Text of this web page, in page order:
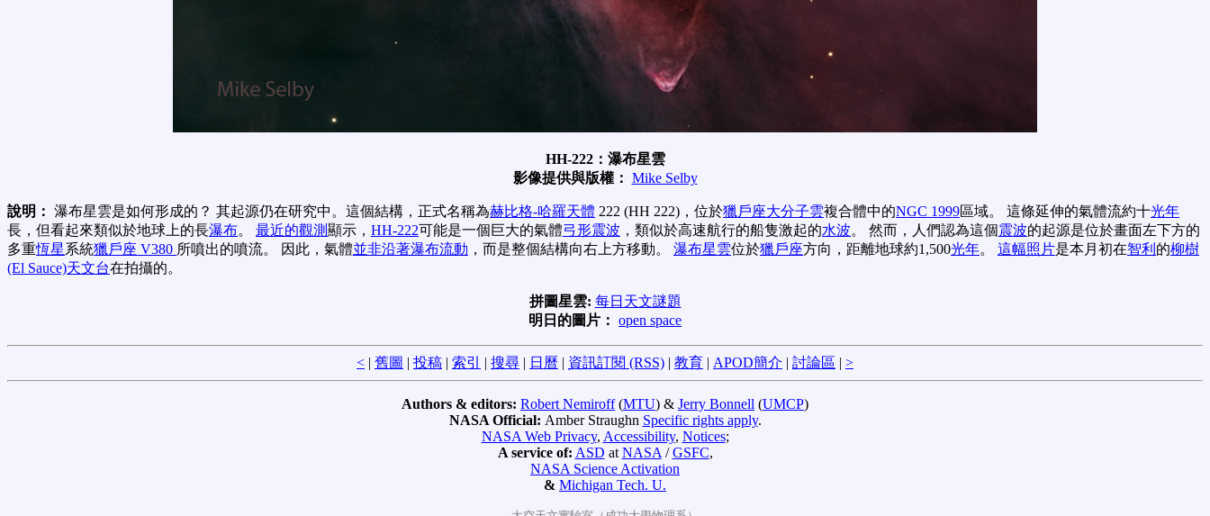
HH-222：瀑布星雲
影像提供與版權： Mike Selby
說明： 瀑布星雲是如何形成的？ 其起源仍在研究中。這個結構，正式名稱為赫比格-哈羅天體 222 (HH 222)，位於獵戶座大分子雲複合體中的NGC 1999區域。 這條延伸的氣體流約十光年
長，但看起來類似於地球上的長瀑布。 最近的觀測顯示， HH-222可能是一個巨大的氣體弓形震波 ，類似於高速航行的船隻激起的水波。 然而，人們認為這個震波的起源是位於畫面左下方的
多重恆星系統獵戶座 V380 所噴出的噴流。 因此，氣體並非沿著瀑布流動 ，而是整個結構向右上方移動。 瀑布星雲位於獵戶座方向，距離地球約1,500光年。 這幅照片是本月初在智利 的柳樹
(El Sauce)天文台在拍攝的。
拼圖星雲: 每日天文謎題
明日的圖片： open space
< | 舊圖 | 投稿 | 索引 | 搜尋 | 日曆 | 資訊訂閱 (RSS) | 教育 | APOD簡介 | 討論區 | >
Authors & editors: Robert Nemiroff(MTU) & Jerry Bonnell (UMCP)
NASA Official: Amber Straughn Specific rights apply.
NASA Web Privacy, Accessibility, Notices;
A service of: ASD at NASA /GSFC,
NASA Science Activation
& Michigan Tech. U.